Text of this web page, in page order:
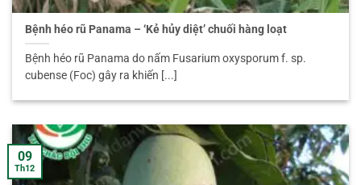
Bệnh héo rũ Panama – ‘Kẻ hủy diệt’ chuối hàng loạt
Bệnh héo rũ Panama do nấm Fusarium oxysporum f. sp.
cubense (Foc) gây ra khiến [...]
09
Th12